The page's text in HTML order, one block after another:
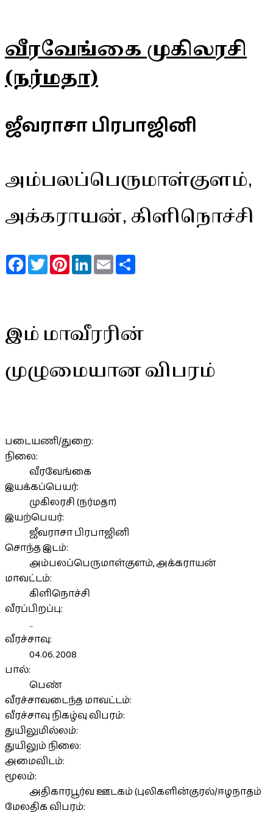
வீரவேங்கை முகிலரசி
(நர்மதா)
ஜீவராசா பிரபாஜினி
அம்பலப்பெருமாள்குளம்,
அக்கராயன், கிளிநொச்சி
FacebookTwitterPinterestLinkedInEmail
இம் மாவீரரின்
முழுமையான விபரம்
படையணி/துறை:
நிலை:
வீரவேங்கை
இயக்கப்பெயர்:
முகிலரசி (நர்மதா)
இயற்பெயர்:
ஜீவராசா பிரபாஜினி
சொந்த இடம்:
அம்பலப்பெருமாள்குளம், அக்கராயன்
மாவட்டம்:
கிளிநொச்சி
வீரப்பிறப்பு:
..
வீரச்சாவு:
04.06.2008
பால்:
பெண்
வீரச்சாவடைந்த மாவட்டம்:
வீரச்சாவு நிகழ்வு விபரம்:
துயிலுமில்லம்:
துயிலும் நிலை:
அமைவிடம்:
மூலம்:
அதிகாரபூர்வ ஊடகம் (புலிகளின்குரல்/ஈழநாதம்
மேலதிக விபரம்: